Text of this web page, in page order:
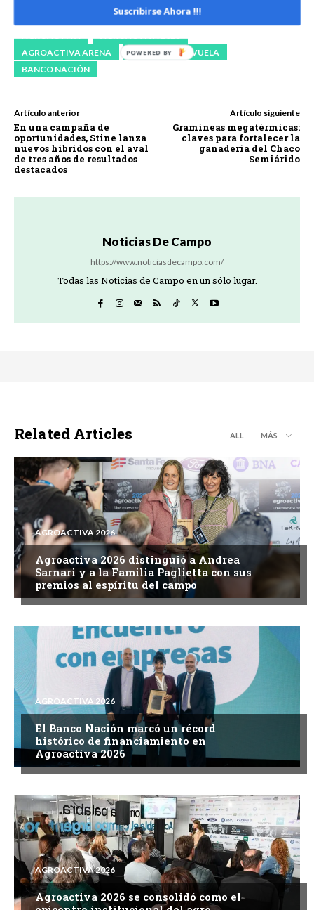
AGROACTIVA ARENA
AGROACTIVA VUELA
BANCO NACIÓN
Artículo anterior
En una campaña de
oportunidades, Stine lanza
nuevos híbridos con el aval
de tres años de resultados
destacados
Artículo siguiente
Gramíneas megatérmicas:
claves para fortalecer la
ganadería del Chaco
Semiárido
Noticias De Campo
https://www.noticiasdecampo.com/
Todas las Noticias de Campo en un sólo lugar.
Related Articles ALL MÁS
AGROACTIVA 2026
Agroactiva 2026 distinguió a Andrea
Sarnari y a la Familia Paglietta con sus
premios al espíritu del campo
AGROACTIVA 2026
El Banco Nación marcó un récord
histórico de financiamiento en
Agroactiva 2026
AGROACTIVA 2026
Agroactiva 2026 se consolidó como el
Suscribirse Ahora !!!